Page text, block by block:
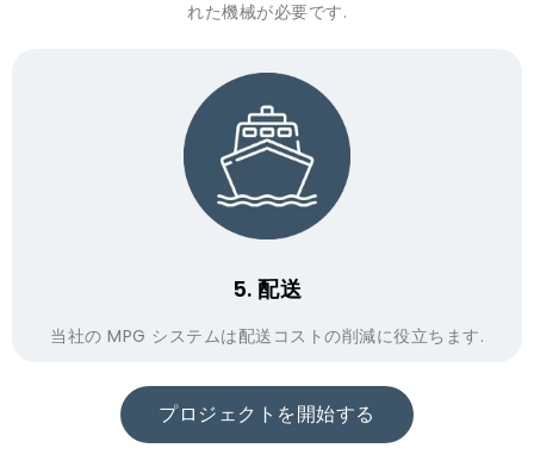
れた機械が必要です.
5. 配送
当社の MPG システムは配送コストの削減に役立ちます.
プロジェクトを開始する